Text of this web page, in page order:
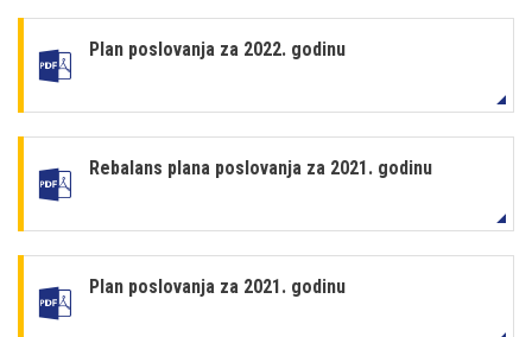
Plan poslovanja za 2022. godinu
Rebalans plana poslovanja za 2021. godinu
Plan poslovanja za 2021. godinu